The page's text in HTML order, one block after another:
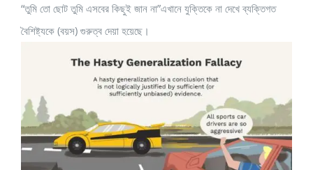
“তুমি তো ছোট তুমি এসবের কিছুই জান না”এখানে যুক্তিকে না দেখে ব্যক্তিগত
বৈশিষ্ট্যকে (বয়স) গুরুত্ব দেয়া হয়েছে।